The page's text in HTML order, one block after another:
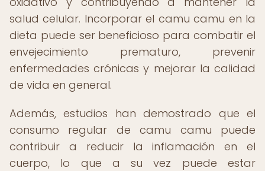
salud celular. Incorporar el camu camu en la
dieta puede ser beneficioso para combatir el
envejecimiento prematuro, prevenir
enfermedades crónicas y mejorar la calidad
de vida en general.
Además, estudios han demostrado que el
consumo regular de camu camu puede
contribuir a reducir la inflamación en el
cuerpo, lo que a su vez puede estar